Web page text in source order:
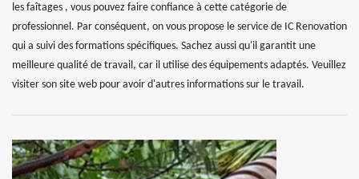
les faîtages , vous pouvez faire confiance à cette catégorie de
professionnel. Par conséquent, on vous propose le service de IC Renovation
qui a suivi des formations spécifiques. Sachez aussi qu'il garantit une
meilleure qualité de travail, car il utilise des équipements adaptés. Veuillez
visiter son site web pour avoir d'autres informations sur le travail.